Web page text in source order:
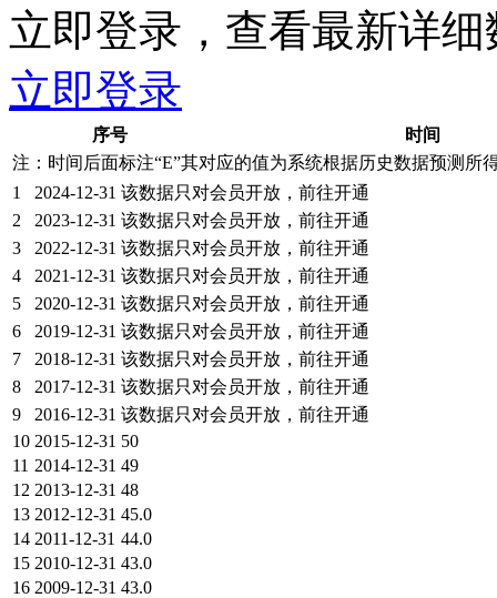
立即登录，查看最新详细
立即登录
序号
时间
注：时间后面标注“E”其对应的值为系统根据历史数据预测所
1
2024-12-31 该数据只对会员开放，前往开通
2
2023-12-31 该数据只对会员开放，前往开通
3
2022-12-31 该数据只对会员开放，前往开通
4
2021-12-31 该数据只对会员开放，前往开通
5
2020-12-31 该数据只对会员开放，前往开通
6
2019-12-31 该数据只对会员开放，前往开通
7
2018-12-31 该数据只对会员开放，前往开通
8
2017-12-31 该数据只对会员开放，前往开通
9
2016-12-31 该数据只对会员开放，前往开通
10 2015-12-31 50
11 2014-12-31 49
12 2013-12-31 48
13 2012-12-31 45.0
14 2011-12-31 44.0
15 2010-12-31 43.0
16 2009-12-31 43.0